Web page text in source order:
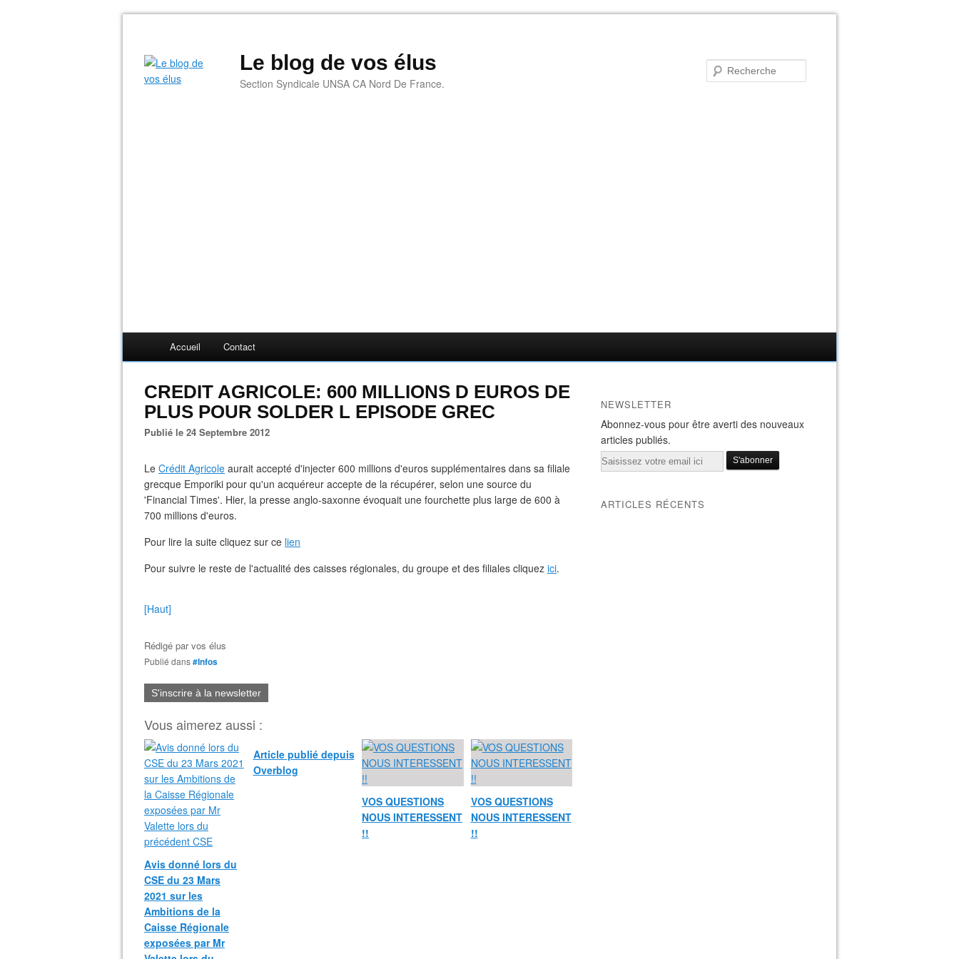
Le blog de vos élus
Section Syndicale UNSA CA Nord De France.
Accueil Contact
CREDIT AGRICOLE: 600 MILLIONS D EUROS DE
PLUS POUR SOLDER L EPISODE GREC
Publié le 24 Septembre 2012
Le Crédit Agricole aurait accepté d'injecter 600 millions d'euros supplémentaires dans sa filiale
grecque Emporiki pour qu'un acquéreur accepte de la récupérer, selon une source du
'Financial Times'. Hier, la presse anglo-saxonne évoquait une fourchette plus large de 600 à
700 millions d'euros.
Pour lire la suite cliquez sur ce lien
Pour suivre le reste de l'actualité des caisses régionales, du groupe et des filiales cliquez ici.
[Haut]
Rédigé parvos élus
Publié dans#Infos
S'inscrire à la newsletter
Vous aimerez aussi :
Avis donné lors du
CSE du 23 Mars
2021 sur les
Ambitions de la
Caisse Régionale
exposées par Mr
Article publié depuis
Overblog
VOS QUESTIONS
NOUS INTERESSENT
!!
VOS QUESTIONS
NOUS INTERESSENT
!!
NEWSLETTER
Abonnez-vous pour être averti des nouveaux
articles publiés.
Email
ARTICLES RÉCENTS